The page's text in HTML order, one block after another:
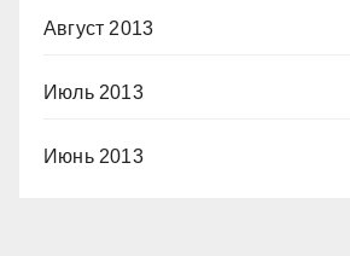
Август 2013
Июль 2013
Июнь 2013